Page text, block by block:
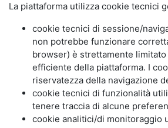
La piattaforma utilizza cookie tecnici
cookie tecnici di sessione/
non potrebbe funzionare
browser) è strettamente
efficiente della piattaforma. I
riservatezza della navigazione
cookie tecnici di funzionalità
tenere traccia di alcune
cookie analitici/di monitoraggio